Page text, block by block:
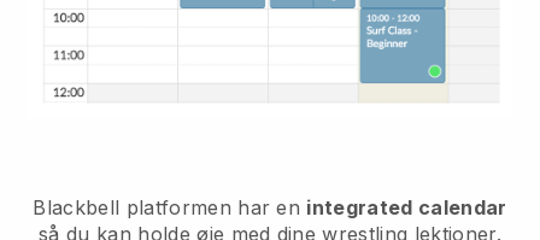
Blackbell platformen har en integrated calendar
så du kan holde øje med dine wrestling lektioner.